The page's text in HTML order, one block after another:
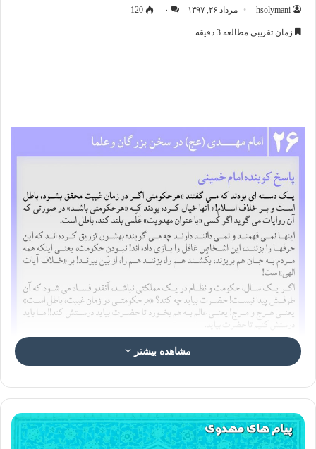
hsolymani مرداد ۲۶, ۱۳۹۷ ۰ 120
زمان تقریبی مطالعه 3 دقیقه
عکس نوشته “امام مهدی در کلام علما و بزرگان ۲۶
مشاهده بیشتر